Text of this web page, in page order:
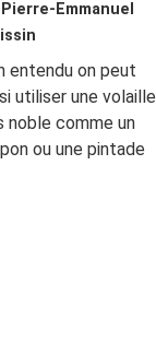
Pierre-Emmanuel
entendu on peut
utiliser une volaille
noble comme un
ou une pintade